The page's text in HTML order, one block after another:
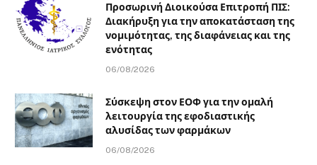
Προσωρινή Διοικούσα Επιτροπή ΠΙΣ:
Διακήρυξη για την αποκατάσταση της
νομιμότητας, της διαφάνειας και της
ενότητας
06/08/2026
Σύσκεψη στον ΕΟΦ για την ομαλή
λειτουργία της εφοδιαστικής
αλυσίδας των φαρμάκων
06/08/2026